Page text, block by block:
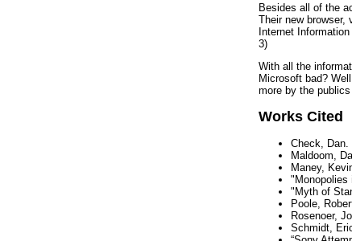
Besides all of the
Their new
Internet
3)
With all the
Microsoft bad?
more by the
Works Cited
Check, Dan.
Maldoom,
Maney,
"Monopolies
"Myth of
Poole,
Rosenoer,
Schmidt,